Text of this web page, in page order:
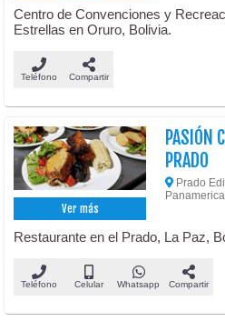
Centro de Convenciones y
Estrellas en Oruro, Bolivia.
Teléfono Compartir
Ver más
PASIÓN
PRADO
Prado
Restaurante en el Prado, La Paz,
Teléfono Celular Whatsapp Compartir